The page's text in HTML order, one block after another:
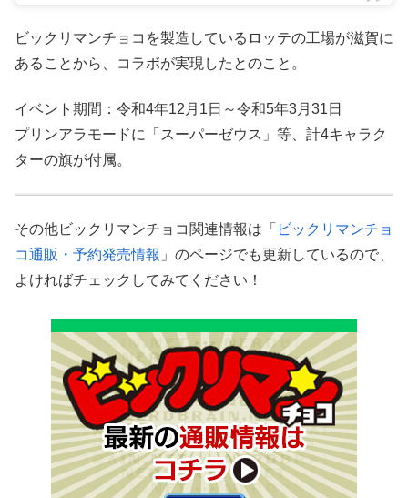
ビックリマンチョコを製造しているロッテの工場が滋賀に
あることから、コラボが実現したとのこと。
イベント期間：令和4年12月1日～令和5年3月31日
プリンアラモードに「スーパーゼウス」等、計4キャラク
ターの旗が付属。
その他ビックリマンチョコ関連情報は「 ビックリマンチョ
コ通販・予約発売情報 」のページでも更新しているので、
よければチェックしてみてください！